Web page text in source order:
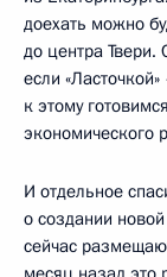
доехать можно
до центра
если
к этому
экономического
И отдельное
о создании
сейчас